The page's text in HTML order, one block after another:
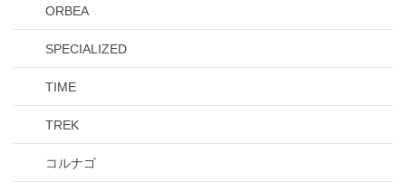
ORBEA
SPECIALIZED
TIME
TREK
コルナゴ